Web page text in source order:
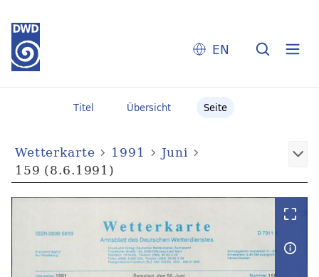
EN
Titel Übersicht Seite
Wetterkarte 1991
Juni
159 (8.6.1991)